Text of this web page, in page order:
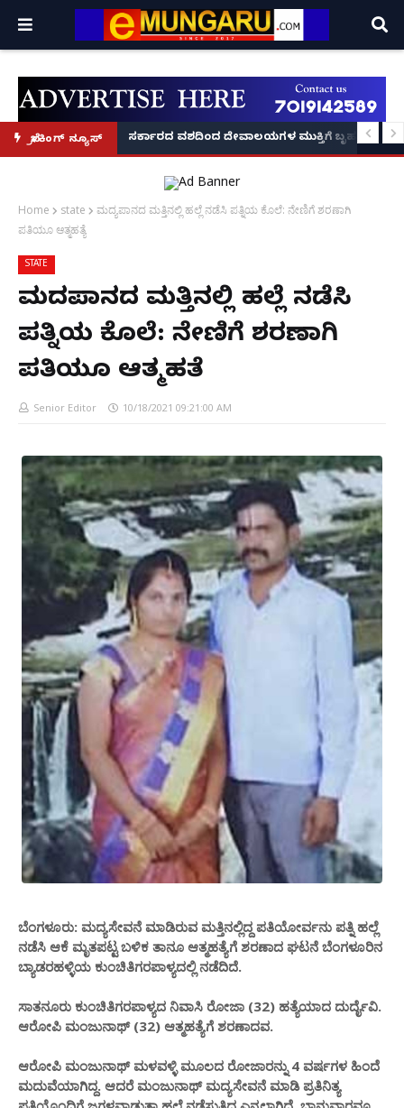
ಬ್ರೇಕಿಂಗ್ ನ್ಯೂಸ್
ಬರ್ತಾರಾ? ಬಾಕ್ಸ್ ಆಫೀಸ್ ಸವಾಲುಗಳು ಹೀಗಿವೆ!
ಆರಂಭ' – ಸಚಿವ ಯು.ಟಿ. ಖಾದರ್ ಅಭಯ!ಸರ್ಕಾರದ ವಶದಿಂದ ದೇವಾಲಯಗಳ ಮುಕ್ತಿಗೆ ಬೃಹತ್
Home state
ಮದ್ಯಪಾನದ ಮತ್ತಿನಲ್ಲಿ‌‌ ಹಲ್ಲೆ ನಡೆಸಿ ಪತ್ನಿಯ ಕೊಲೆ: ನೇಣಿಗೆ ಶರಣಾಗಿ
ಪತಿಯೂ ಆತ್ಮಹತ್ಯೆ
STATE
ಮದ್ಯಪಾನದ ಮತ್ತಿನಲ್ಲಿ‌‌ ಹಲ್ಲೆ ನಡೆಸಿ
ಪತ್ನಿಯ ಕೊಲೆ: ನೇಣಿಗೆ ಶರಣಾಗಿ
ಪತಿಯೂ ಆತ್ಮಹತ್ಯೆ
Senior Editor 10/18/2021 09:21:00 AM
ಬೆಂಗಳೂರು: ಮದ್ಯಸೇವನೆ ಮಾಡಿರುವ ಮತ್ತಿನಲ್ಲಿದ್ದ ಪತಿಯೋರ್ವನು ಪತ್ನಿ ಹಲ್ಲೆ
ನಡೆಸಿ ಆಕೆ ಮೃತಪಟ್ಟ ಬಳಿಕ ತಾನೂ ಆತ್ಮಹತ್ಯೆಗೆ ಶರಣಾದ ಘಟನೆ ಬೆಂಗಳೂರಿನ
ಬ್ಯಾಡರಹಳ್ಳಿಯ ಕುಂಚಿತಿಗರಪಾಳ್ಯದಲ್ಲಿ ನಡೆದಿದೆ.
ಸಾತನೂರು ಕುಂಚಿತಿಗರಪಾಳ್ಯದ ನಿವಾಸಿ ರೋಜಾ (32) ಹತ್ಯೆಯಾದ ದುರ್ದೈವಿ.
ಆರೋಪಿ ಮಂಜುನಾಥ್ (32) ಆತ್ಮಹತ್ಯೆಗೆ ಶರಣಾದವ.
ಆರೋಪಿ ಮಂಜುನಾಥ್ ಮಳವಳ್ಳಿ ಮೂಲದ ರೋಜಾರನ್ನು 4 ವರ್ಷಗಳ ಹಿಂದೆ
ಮದುವೆಯಾಗಿದ್ದ. ಆದರೆ ಮಂಜುನಾಥ್ ಮದ್ಯಸೇವನೆ ಮಾಡಿ ಪ್ರತಿನಿತ್ಯ